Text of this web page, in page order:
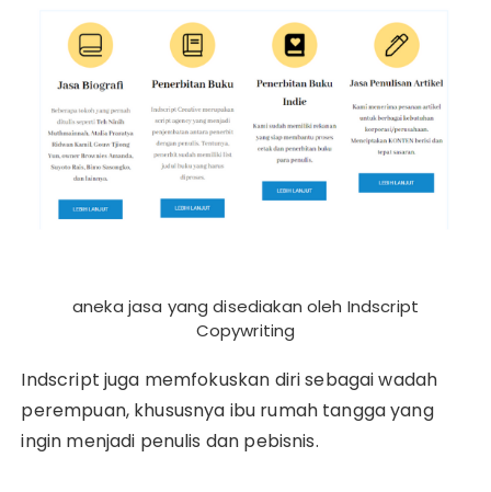
aneka jasa yang disediakan oleh Indscript
Copywriting
Indscript juga memfokuskan diri sebagai wadah
perempuan, khususnya ibu rumah tangga yang
ingin menjadi penulis dan pebisnis.